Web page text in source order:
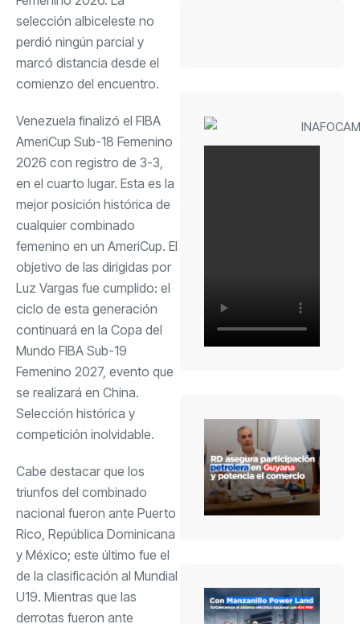
selección albiceleste no
perdió ningún parcial y
marcó distancia desde el
comienzo del encuentro.
Venezuela finalizó el FIBA
AmeriCup Sub-18 Femenino
2026 con registro de 3-3,
en el cuarto lugar. Esta es la
mejor posición histórica de
cualquier combinado
femenino en un AmeriCup. El
objetivo de las dirigidas por
Luz Vargas fue cumplido: el
ciclo de esta generación
continuará en la Copa del
Mundo FIBA Sub-19
Femenino 2027, evento que
se realizará en China.
Selección histórica y
competición inolvidable.
Cabe destacar que los
triunfos del combinado
nacional fueron ante Puerto
Rico, República Dominicana
y México; este último fue el
de la clasificación al Mundial
U19. Mientras que las
derrotas fueron ante